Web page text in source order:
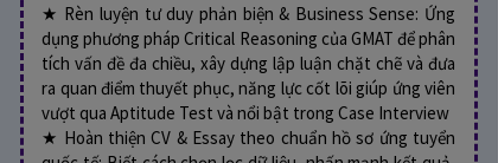
★ Rèn luyện tư duy phản biện & Business Sense: Ứng
dụng phương pháp Critical Reasoning của GMAT để phân
tích vấn đề đa chiều, xây dựng lập luận chặt chẽ và đưa
ra quan điểm thuyết phục, năng lực cốt lõi giúp ứng viên
vượt qua Aptitude Test và nổi bật trong Case Interview
★ Hoàn thiện CV & Essay theo chuẩn hồ sơ ứng tuyển